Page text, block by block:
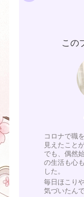
この
コロナで職
見えたこと
でも、偶然
の生活も心
した。
毎日ほこり
気づいたんで